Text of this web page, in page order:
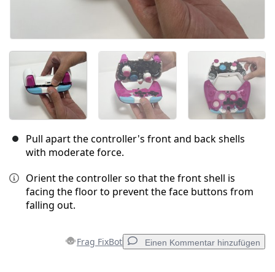
Pull apart the controller's front and back shells
with moderate force.
Orient the controller so that the front shell is
facing the floor to prevent the face buttons from
falling out.
Frag FixBot Einen Kommentar hinzufügen